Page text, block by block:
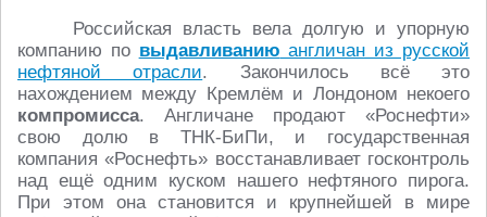
Российская власть вела долгую и упорную
компанию по выдавливанию англичан из русской
нефтяной отрасли. Закончилось всё это
нахождением между Кремлём и Лондоном некоего
компромисса. Англичане продают «Роснефти»
свою долю в ТНК-БиПи, и государственная
компания «Роснефть» восстанавливает госконтроль
над ещё одним куском нашего нефтяного пирога.
При этом она становится и крупнейшей в мире